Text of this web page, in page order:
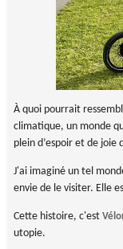
À quoi pourrait
climatique, un monde
plein d’espoir et de joie
J'ai imaginé un tel
envie de le visiter. Elle
Cette histoire, c'est
utopie.